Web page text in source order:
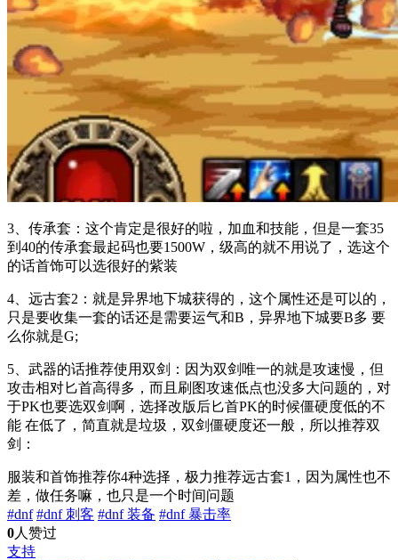
3、传承套：这个肯定是很好的啦，加血和技能，但是一套35
到40的传承套最起码也要1500W，级高的就不用说了，选这个
的话首饰可以选很好的紫装
4、远古套2：就是异界地下城获得的，这个属性还是可以的，
只是要收集一套的话还是需要运气和B，异界地下城要B多 要
么你就是G;
5、武器的话推荐使用双剑：因为双剑唯一的就是攻速慢，但
攻击相对匕首高得多，而且刷图攻速低点也没多大问题的，对
于PK也要选双剑啊，选择改版后匕首PK的时候僵硬度低的不
能 在低了，简直就是垃圾，双剑僵硬度还一般，所以推荐双
剑：
服装和首饰推荐你4种选择，极力推荐远古套1，因为属性也不
差，做任务嘛，也只是一个时间问题
#dnf #dnf 刺客 #dnf 装备 #dnf 暴击率
0人赞过
支持